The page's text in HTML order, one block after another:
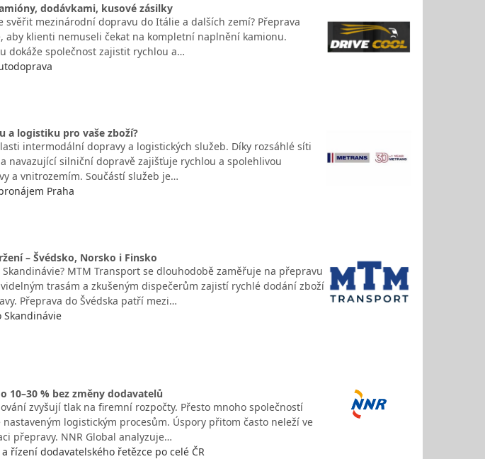
dodávkami, kusové zásilky
mezinárodní dopravu do Itálie a dalších zemí? Přeprava
aby klienti nemuseli čekat na kompletní naplnění kamionu.
dokáže společnost zajistit rychlou a…
a logistiku pro vaše zboží?
intermodální dopravy a logistických služeb. Díky rozsáhlé síti
navazující silniční dopravě zajišťuje rychlou a spolehlivou
a vnitrozemím. Součástí služeb je…
Praha
– Švédsko, Norsko i Finsko
MTM Transport se dlouhodobě zaměřuje na přepravu
trasám a zkušeným dispečerům zajistí rychlé dodání zboží
Přeprava do Švédska patří mezi…
Skandinávie
10–30 % bez změny dodavatelů
zvyšují tlak na firemní rozpočty. Přesto mnoho společností
logistickým procesům. Úspory přitom často neleží ve
přepravy. NNR Global analyzuje…
řízení dodavatelského řetězce po celé ČR